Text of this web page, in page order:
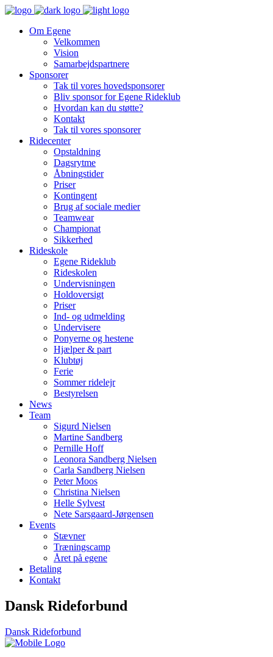
Om Egene
Velkommen
Vision
Samarbejdspartnere
Sponsorer
Tak til vores hovedsponsorer
Bliv sponsor for Egene Rideklub
Hvordan kan du støtte?
Kontakt
Tak til vores sponsorer
Ridecenter
Opstaldning
Dagsrytme
Åbningstider
Priser
Kontingent
Brug af sociale medier
Teamwear
Championat
Sikkerhed
Rideskole
Egene Rideklub
Rideskolen
Undervisningen
Holdoversigt
Priser
Ind- og udmelding
Undervisere
Ponyerne og hestene
Hjælper & part
Klubtøj
Ferie
Sommer ridelejr
Bestyrelsen
News
Team
Sigurd Nielsen
Martine Sandberg
Pernille Hoff
Leonora Sandberg Nielsen
Carla Sandberg Nielsen
Peter Moos
Christina Nielsen
Helle Sylvest
Nete Sarsgaard-Jørgensen
Events
Stævner
Træningscamp
Året på egene
Betaling
Kontakt
Dansk Rideforbund
Dansk Rideforbund